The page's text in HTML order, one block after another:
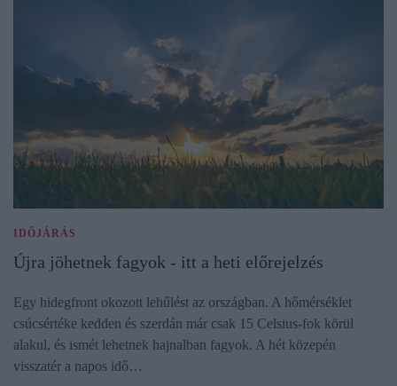
IDŐJÁRÁS
Újra jöhetnek fagyok - itt a heti előrejelzés
Egy hidegfront okozott lehűlést az országban. A hőmérséklet
csúcsértéke kedden és szerdán már csak 15 Celsius-fok körül
alakul, és ismét lehetnek hajnalban fagyok. A hét közepén
visszatér a napos idő…